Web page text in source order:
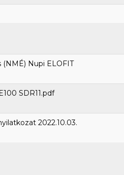
Nupi ELOFIT
SDR11.pdf
2022.10.03.